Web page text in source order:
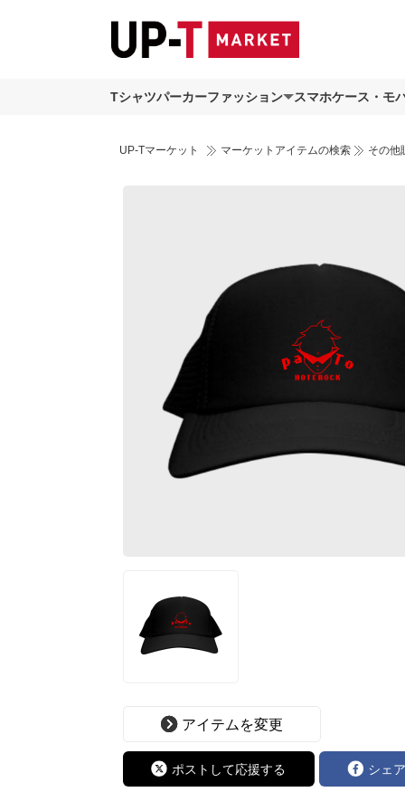
Tシャツパーカーファッション スマホケース・モ
UP-Tマーケット マーケットアイテムの検索 その他
アイテムを変更
ポストして応援する シェ